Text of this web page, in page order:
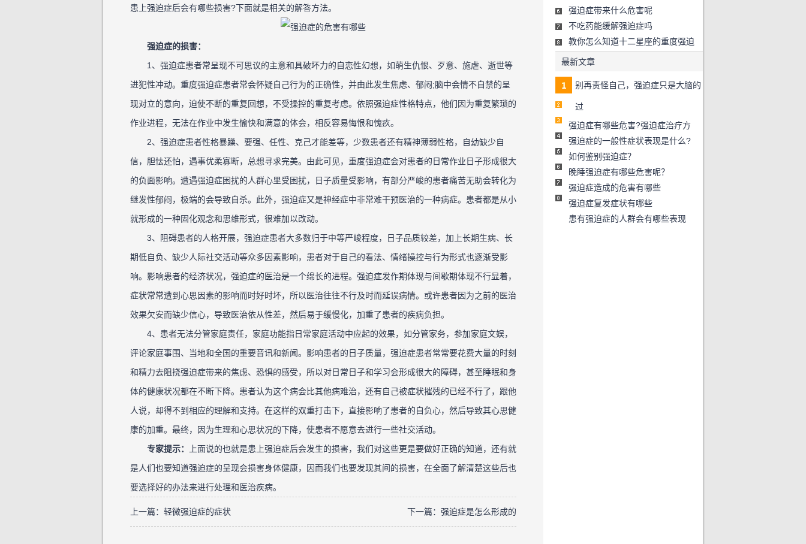
患上强迫症后会有哪些损害?下面就是相关的解答方法。
强迫症的损害：
1、强迫症患者常呈现不可思议的主意和具破坏力的自恋性幻想，如萌生仇恨、歹意、施虐、逝世等
进犯性冲动。重度强迫症患者常会怀疑自己行为的正确性，并由此发生焦虑、郁闷;脑中会情不自禁的呈
现对立的意向，迫使不断的重复回想，不受操控的重复考虑。依照强迫症性格特点，他们因为重复繁琐的
作业进程，无法在作业中发生愉快和满意的体会，相反容易悔恨和愧疚。
2、强迫症患者性格暴躁、要强、任性、克己才能差等，少数患者还有精神薄弱性格，自幼缺少自
信，胆怯还怕，遇事优柔寡断，总想寻求完美。由此可见，重度强迫症会对患者的日常作业日子形成很大
的负面影响。遭遇强迫症困扰的人群心里受困扰，日子质量受影响，有部分严峻的患者痛苦无助会转化为
继发性郁闷，极端的会导致自杀。此外，强迫症又是神经症中非常难干预医治的一种病症。患者都是从小
就形成的一种固化观念和思维形式，很难加以改动。
3、阻碍患者的人格开展，强迫症患者大多数归于中等严峻程度，日子品质较差，加上长期生病、长
期低自负、缺少人际社交活动等众多因素影响，患者对于自己的看法、情绪操控与行为形式也逐渐受影
响。影响患者的经济状况，强迫症的医治是一个绵长的进程。强迫症发作期体现与间歇期体现不行显着，
症状常常遭到心思因素的影响而时好时坏，所以医治往往不行及时而延误病情。或许患者因为之前的医治
效果欠安而缺少信心，导致医治依从性差，然后易于缓慢化，加重了患者的疾病负担。
4、患者无法分管家庭责任，家庭功能指日常家庭活动中应起的效果，如分管家务，参加家庭文娱，
评论家庭事围、当地和全国的重要音讯和新闻。影响患者的日子质量，强迫症患者常常要花费大量的时刻
和精力去阻挠强迫症带来的焦虑、恐惧的感受，所以对日常日子和学习会形成很大的障碍，甚至睡眠和身
体的健康状况都在不断下降。患者认为这个病会比其他病难治，还有自己被症状摧残的已经不行了，跟他
人说，却得不到相应的理解和支持。在这样的双重打击下，直接影响了患者的自负心，然后导致其心思健
康的加重。最终，因为生理和心思状况的下降，使患者不愿意去进行一些社交活动。
专家提示：
上面说的也就是患上强迫症后会发生的损害，我们对这些更是要做好正确的知道，还有就
是人们也要知道强迫症的呈现会损害身体健康，因而我们也要发现其间的损害，在全面了解清楚这些后也
要选择好的办法来进行处理和医治疾病。
上一篇： 轻微强迫症的症状 下一篇： 强迫症是怎么形成的
强迫症带来什么危害呢
不吃药能缓解强迫症吗
教你怎么知道十二星座的重度强迫
最新文章
别再责怪自己，强迫症只是大脑的
过
强迫症有哪些危害?强迫症治疗方
强迫症的一般性症状表现是什么?
如何鉴别强迫症？
晚睡强迫症有哪些危害呢？
强迫症造成的危害有哪些
强迫症复发症状有哪些
患有强迫症的人群会有哪些表现